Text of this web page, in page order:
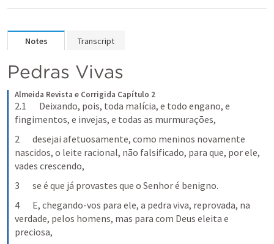
Notes Transcript
Pedras Vivas
Almeida Revista e Corrigida Capítulo 2
2.1       Deixando, pois, toda malícia, e todo engano, e
fingimentos, e invejas, e todas as murmurações,
2       desejai afetuosamente, como meninos novamente
nascidos, o leite racional, não falsificado, para que, por ele,
vades crescendo,
3       se é que já provastes que o Senhor é benigno.
4       E, chegando-vos para ele, a pedra viva, reprovada, na
verdade, pelos homens, mas para com Deus eleita e
preciosa,